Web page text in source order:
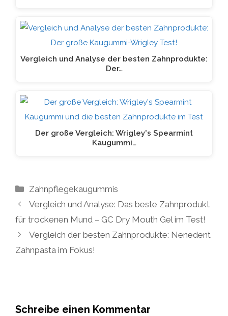
Vergleich und Analyse der besten Zahnprodukte:
Der…
Der große Vergleich: Wrigley's Spearmint
Kaugummi…
Kategorien
Zahnpflegekaugummis
Vergleich und Analyse: Das beste Zahnprodukt
für trockenen Mund – GC Dry Mouth Gel im Test!
Vergleich der besten Zahnprodukte: Nenedent
Zahnpasta im Fokus!
Schreibe einen Kommentar